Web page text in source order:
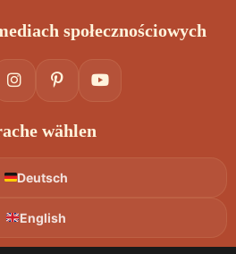
społecznościowych
wählen
Deutsch
English